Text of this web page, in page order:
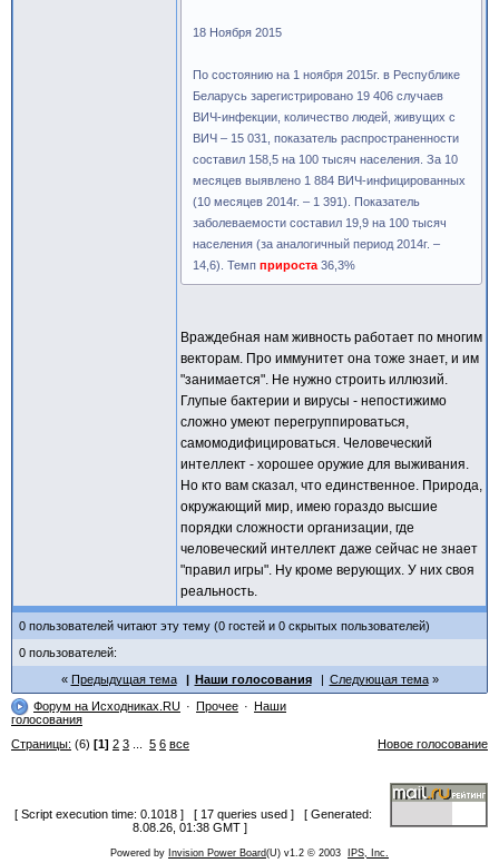
18 Ноября 2015
По состоянию на 1 ноября 2015г. в Республике
Беларусь зарегистрировано 19 406 случаев
ВИЧ-инфекции, количество людей, живущих с
ВИЧ – 15 031, показатель распространенности
составил 158,5 на 100 тысяч населения. За 10
месяцев выявлено 1 884 ВИЧ-инфицированных
(10 месяцев 2014г. – 1 391). Показатель
заболеваемости составил 19,9 на 100 тысяч
населения (за аналогичный период 2014г. –
14,6). Темп прироста 36,3%
Враждебная нам живность работает по многим
векторам. Про иммунитет она тоже знает, и им
"занимается". Не нужно строить иллюзий.
Глупые бактерии и вирусы - непостижимо
сложно умеют перегруппироваться,
самомодифицироваться. Человеческий
интеллект - хорошее оружие для выживания.
Но кто вам сказал, что единственное. Природа,
окружающий мир, имею гораздо высшие
порядки сложности организации, где
человеческий интеллект даже сейчас не знает
"правил игры". Ну кроме верующих. У них своя
реальность.
0 пользователей читают эту тему (0 гостей и 0 скрытых пользователей)
0 пользователей:
Предыдущая тема
Наши голосования
Следующая тема
Форум на Исходниках.RU
Прочее
Наши
голосования
Страницы: (6) [1] 2 3 5 6 все Новое голосование
[ Script execution time: 0.1018 ] [ 17 queries used ] [ Generated:
8.08.26, 01:38 GMT ]
Powered by Invision Power Board(U) v1.2 © 2003 IPS, Inc.